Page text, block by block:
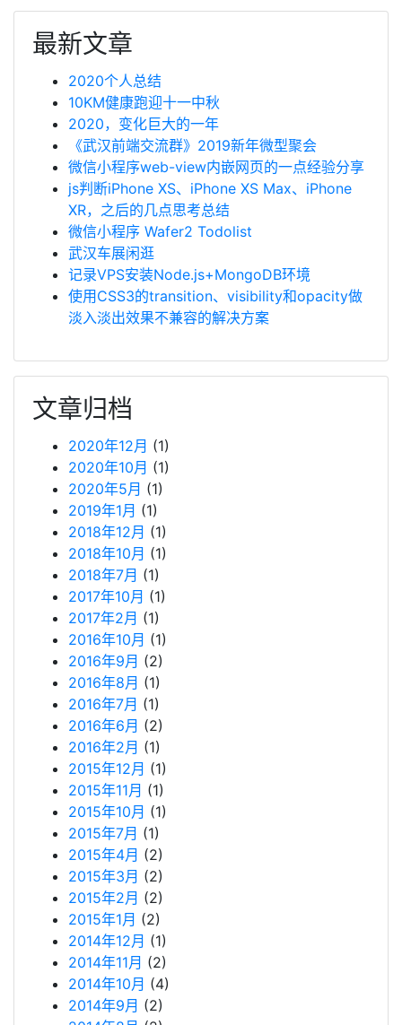
最新文章
2020个人总结
10KM健康跑迎十一中秋
2020，变化巨大的一年
《武汉前端交流群》2019新年微型聚会
微信小程序web-view内嵌网页的一点经验分享
js判断iPhone XS、iPhone XS Max、iPhone
XR，之后的几点思考总结
微信小程序 Wafer2 Todolist
武汉车展闲逛
记录VPS安装Node.js+MongoDB环境
使用CSS3的transition、visibility和opacity做
淡入淡出效果不兼容的解决方案
文章归档
2020年12月 (1)
2020年10月 (1)
2020年5月 (1)
2019年1月 (1)
2018年12月 (1)
2018年10月 (1)
2018年7月 (1)
2017年10月 (1)
2017年2月 (1)
2016年10月 (1)
2016年9月 (2)
2016年8月 (1)
2016年7月 (1)
2016年6月 (2)
2016年2月 (1)
2015年12月 (1)
2015年11月 (1)
2015年10月 (1)
2015年7月 (1)
2015年4月 (2)
2015年3月 (2)
2015年2月 (2)
2015年1月 (2)
2014年12月 (1)
2014年11月 (2)
2014年10月 (4)
2014年9月 (2)